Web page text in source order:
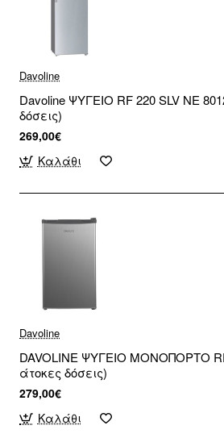
Davoline
Davoline ΨΥΓΕΙΟ RF 220 SLV NE
δόσεις)
269,00€
Καλάθι
Davoline
DAVOLINE ΨΥΓΕΙΟ ΜΟΝΟΠΟΡΤΟ
άτοκες δόσεις)
279,00€
Καλάθι